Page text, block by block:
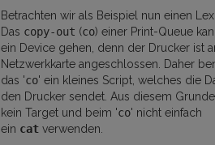
Betrachten wir als Beispiel nun einen
Das copy-out (co) einer Print-Queue
ein Device gehen, denn der Drucker ist
Netzwerkkarte angeschlossen. Daher
das 'co' ein kleines Script, welches die
den Drucker sendet. Aus diesem
kein Target und beim 'co' nicht einfach
ein cat verwenden.